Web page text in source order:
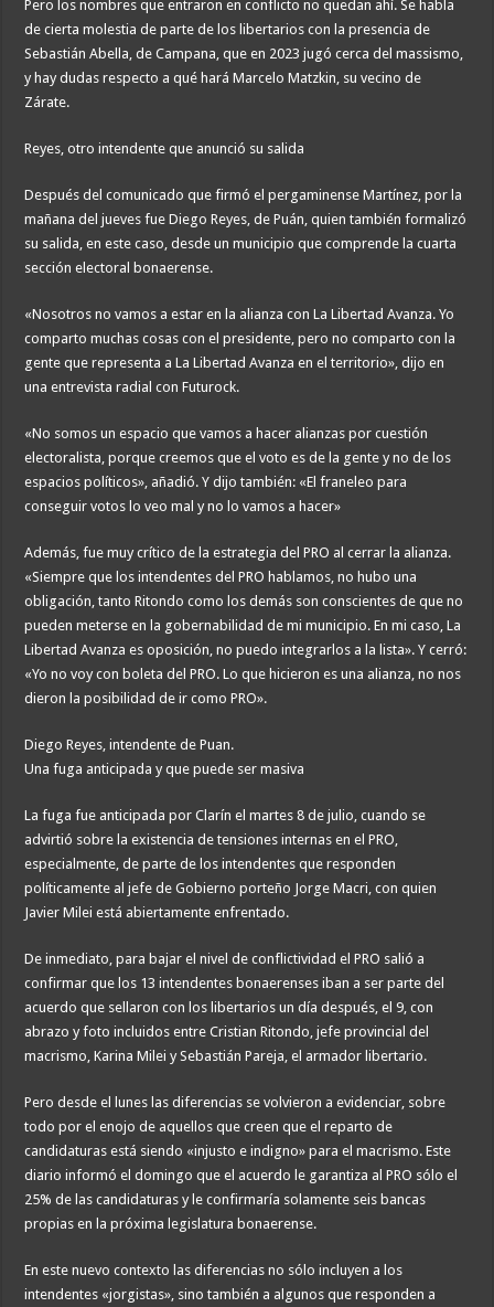
Pero los nombres que entraron en conflicto no quedan ahí. Se habla
de cierta molestia de parte de los libertarios con la presencia de
Sebastián Abella, de Campana, que en 2023 jugó cerca del massismo,
y hay dudas respecto a qué hará Marcelo Matzkin, su vecino de
Zárate.
Reyes, otro intendente que anunció su salida
Después del comunicado que firmó el pergaminense Martínez, por la
mañana del jueves fue Diego Reyes, de Puán, quien también formalizó
su salida, en este caso, desde un municipio que comprende la cuarta
sección electoral bonaerense.
«Nosotros no vamos a estar en la alianza con La Libertad Avanza. Yo
comparto muchas cosas con el presidente, pero no comparto con la
gente que representa a La Libertad Avanza en el territorio», dijo en
una entrevista radial con Futurock.
«No somos un espacio que vamos a hacer alianzas por cuestión
electoralista, porque creemos que el voto es de la gente y no de los
espacios políticos», añadió. Y dijo también: «El franeleo para
conseguir votos lo veo mal y no lo vamos a hacer»
Además, fue muy crítico de la estrategia del PRO al cerrar la alianza.
«Siempre que los intendentes del PRO hablamos, no hubo una
obligación, tanto Ritondo como los demás son conscientes de que no
pueden meterse en la gobernabilidad de mi municipio. En mi caso, La
Libertad Avanza es oposición, no puedo integrarlos a la lista». Y cerró:
«Yo no voy con boleta del PRO. Lo que hicieron es una alianza, no nos
dieron la posibilidad de ir como PRO».
Diego Reyes, intendente de Puan.
Una fuga anticipada y que puede ser masiva
La fuga fue anticipada por Clarín el martes 8 de julio, cuando se
advirtió sobre la existencia de tensiones internas en el PRO,
especialmente, de parte de los intendentes que responden
políticamente al jefe de Gobierno porteño Jorge Macri, con quien
Javier Milei está abiertamente enfrentado.
De inmediato, para bajar el nivel de conflictividad el PRO salió a
confirmar que los 13 intendentes bonaerenses iban a ser parte del
acuerdo que sellaron con los libertarios un día después, el 9, con
abrazo y foto incluidos entre Cristian Ritondo, jefe provincial del
macrismo, Karina Milei y Sebastián Pareja, el armador libertario.
Pero desde el lunes las diferencias se volvieron a evidenciar, sobre
todo por el enojo de aquellos que creen que el reparto de
candidaturas está siendo «injusto e indigno» para el macrismo. Este
diario informó el domingo que el acuerdo le garantiza al PRO sólo el
25% de las candidaturas y le confirmaría solamente seis bancas
propias en la próxima legislatura bonaerense.
En este nuevo contexto las diferencias no sólo incluyen a los
intendentes «jorgistas», sino también a algunos que responden a